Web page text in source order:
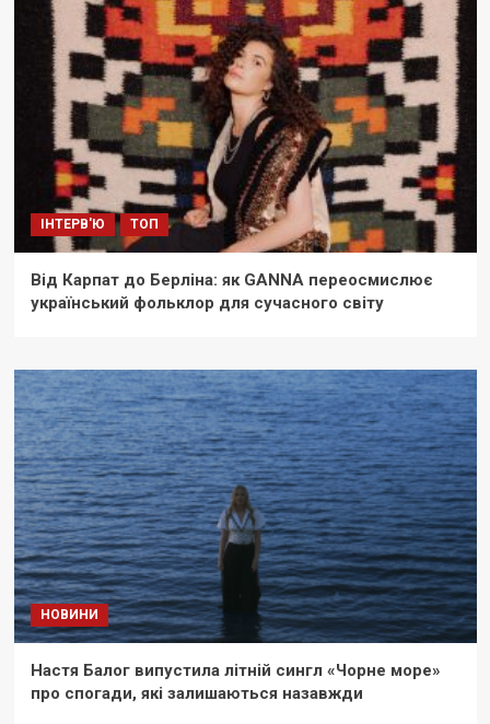
ІНТЕРВ'Ю ТОП
Від Карпат до Берліна: як GANNA переосмислює
український фольклор для сучасного світу
НОВИНИ
Настя Балог випустила літній сингл «Чорне море»
про спогади, які залишаються назавжди